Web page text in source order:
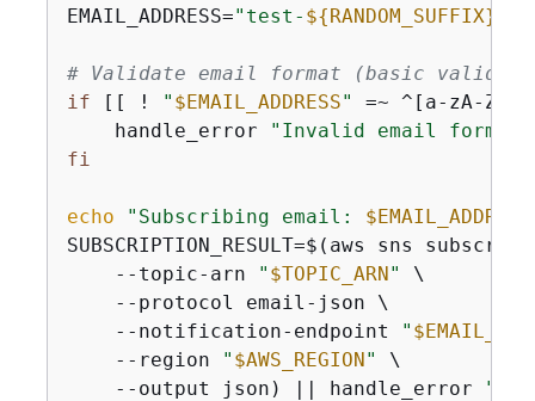
EMAIL_ADDRESS="test- ${RANDOM_SUFFIX}
# Validate email format (basic
if [[ ! " $EMAIL_ADDRESS"
=~ ^[a-zA-Z0-
    handle_error
"Invalid email
fi
echo "Subscribing email: $EMAIL_ADDRESS
SUBSCRIPTION_RESULT=$(aws sns
    --topic-arn
" $TOPIC_ARN"
\
    --protocol email-json \
    --notification-endpoint
"
    --region
" $AWS_REGION"
\
    --output json) || handle_error